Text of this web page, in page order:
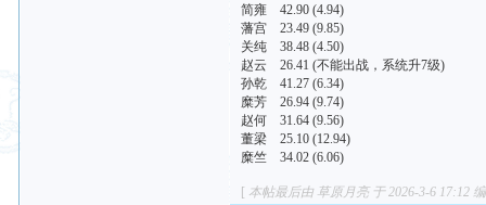
简雍 42.90 (4.94)
藩宫 23.49 (9.85)
关纯 38.48 (4.50)
赵云 26.41 (不能出战，系统升7级)
孙乾 41.27 (6.34)
糜芳 26.94 (9.74)
赵何 31.64 (9.56)
董梁 25.10 (12.94)
糜竺 34.02 (6.06)
[ 本帖最后由 草原月亮 于 2026-3-6 17:12